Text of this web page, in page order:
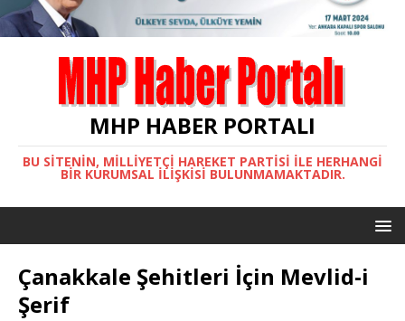
MHP HABER PORTALI
BU SITENIN, MİLLİYETÇİ HAREKET PARTİSİ ILE HERHANGI
BIR KURUMSAL İLIŞKISI BULUNMAMAKTADIR.
Çanakkale Şehitleri İçin Mevlid-i
Şerif